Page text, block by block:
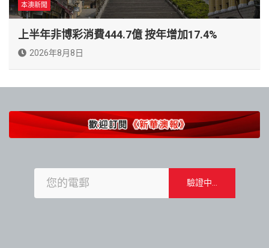
本澳新聞
上半年非博彩消費444.7億 按年增加17.4%
2026年8月8日